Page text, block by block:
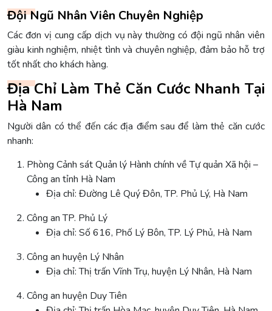
Đội Ngũ Nhân Viên Chuyên Nghiệp
Các đơn vị cung cấp dịch vụ này thường có đội ngũ nhân viên
giàu kinh nghiệm, nhiệt tình và chuyên nghiệp, đảm bảo hỗ trợ
tốt nhất cho khách hàng.
Địa Chỉ Làm Thẻ Căn Cước Nhanh Tại
Hà Nam
Người dân có thể đến các địa điểm sau để làm thẻ căn cước
nhanh:
Phòng Cảnh sát Quản lý Hành chính về Tự quản Xã hội –
Công an tỉnh Hà Nam
Địa chỉ: Đường Lê Quý Đôn, TP. Phủ Lý, Hà Nam
Công an TP. Phủ Lý
Địa chỉ: Số 616, Phố Lý Bôn, TP. Lý Phủ, Hà Nam
Công an huyện Lý Nhân
Địa chỉ: Thị trấn Vĩnh Trụ, huyện Lý Nhân, Hà Nam
Công an huyện Duy Tiên